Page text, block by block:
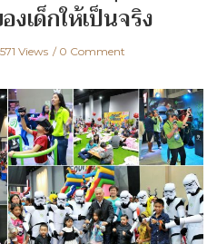
งเด็กให้เป็นจริง
Views 0 Comment